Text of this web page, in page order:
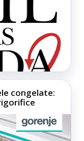
congelate: